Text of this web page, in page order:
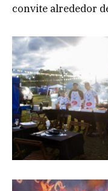
convite alrededor